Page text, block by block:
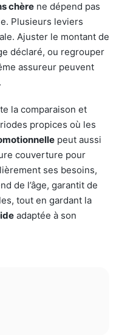
chère ne dépend pas
Plusieurs leviers
Ajuster le montant de
déclaré, ou regrouper
assureur peuvent
la comparaison et
propices où les
peut aussi
couverture pour
ses besoins,
de l’âge, garantit de
tout en gardant la
adaptée à son